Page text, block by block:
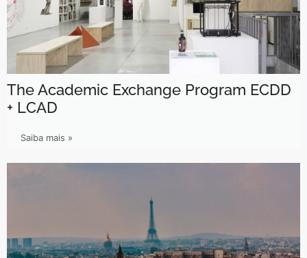
The Academic Exchange Program ECDD
+ LCAD
Saiba mais »